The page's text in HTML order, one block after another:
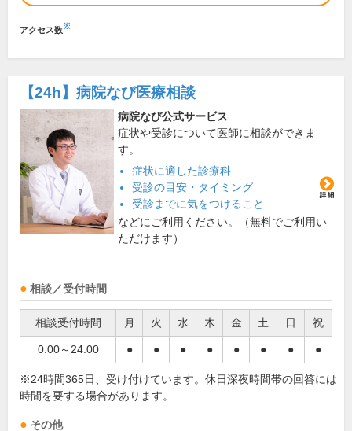
アクセス数※
【24h】 病院なび医療相談
病院なび公式サービス
症状や受診について医師に相談ができま
す。
症状に適した診療科
受診の目安・タイミング
受診までに気をつけること
などにご利用ください。（無料でご利用い
ただけます）
相談／受付時間
相談受付時間 月 火 水 木 金 土 日 祝
0:00～24:00 ● ● ● ● ● ● ● ●
※24時間365日、受け付けています。休日深夜時間帯の回答には
時間を要する場合があります。
その他